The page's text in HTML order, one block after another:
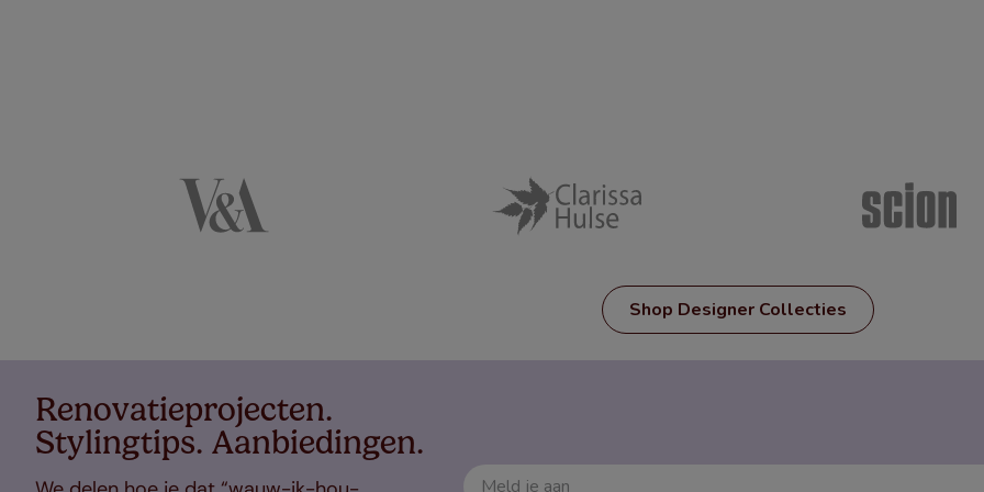
Shop Designer Collecties
Renovatieprojecten.
Stylingtips. Aanbiedingen.